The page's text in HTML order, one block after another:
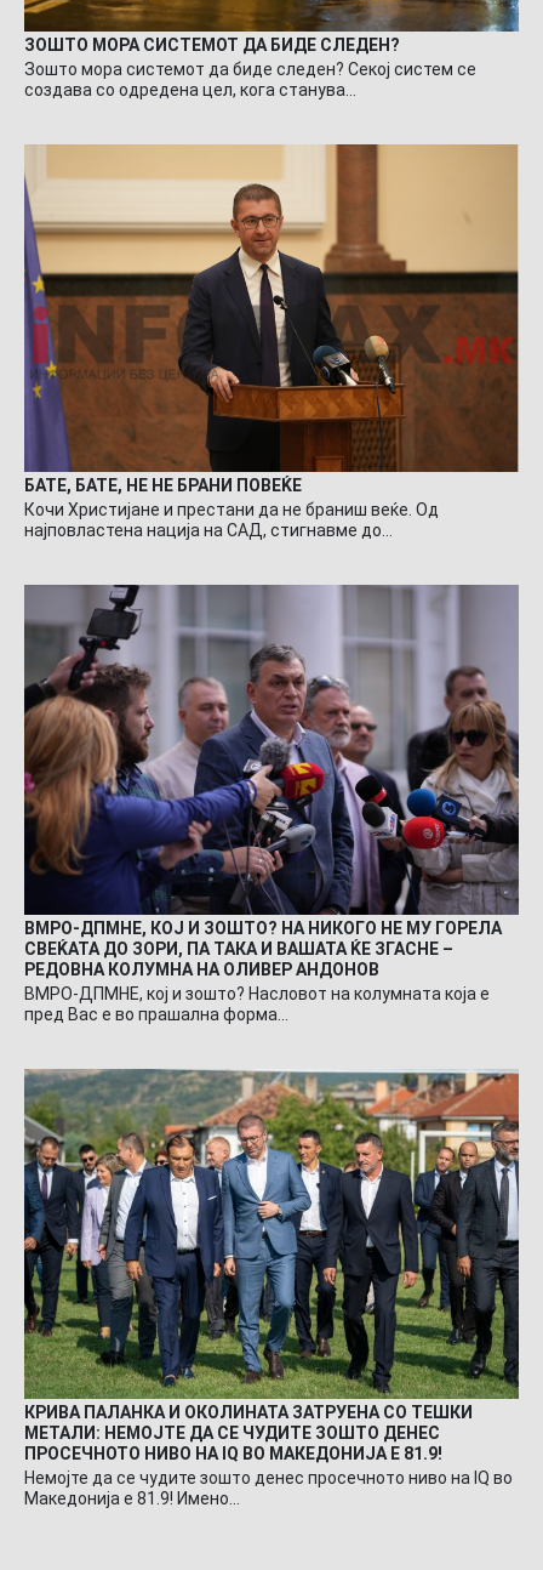
ЗОШТО МОРА СИСТЕМОТ ДА БИДЕ СЛЕДЕН?
Зошто мора системот да биде следен? Секој систем се
создава со одредена цел, кога станува…
БАТЕ, БАТЕ, НЕ НЕ БРАНИ ПОВЕЌЕ
Кочи Христијане и престани да не браниш веќе. Од
најповластена нација на САД, стигнавме до…
ВМРО-ДПМНЕ, КОЈ И ЗОШТО? НА НИКОГО НЕ МУ ГОРЕЛА
СВЕЌАТА ДО ЗОРИ, ПА ТАКА И ВАШАТА ЌЕ ЗГАСНЕ –
РЕДОВНА КОЛУМНА НА ОЛИВЕР АНДОНОВ
ВМРО-ДПМНЕ, кој и зошто? Насловот на колумната која е
пред Вас е во прашална форма…
КРИВА ПАЛАНКА И ОКОЛИНАТА ЗАТРУЕНА СО ТЕШКИ
МЕТАЛИ: НЕМОЈТЕ ДА СЕ ЧУДИТЕ ЗОШТО ДЕНЕС
ПРОСЕЧНОТО НИВО НА IQ ВО МАКЕДОНИЈА Е 81.9!
Немојте да се чудите зошто денес просечното ниво на IQ во
Македонија е 81.9! Имено…